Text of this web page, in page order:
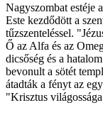
Nagyszombat estéje
Este kezdődött a
tűzszenteléssel.
Ő az Alfa és az
dicsőség és a
bevonult a sötét
átadták a fényt az
"Krisztus